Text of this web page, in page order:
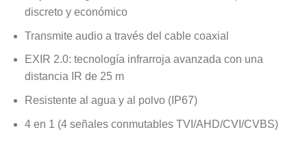
discreto y económico
Transmite audio a través del cable coaxial
EXIR 2.0: tecnología infrarroja avanzada con una
distancia IR de 25 m
Resistente al agua y al polvo (IP67)
4 en 1 (4 señales conmutables TVI/AHD/CVI/CVBS)